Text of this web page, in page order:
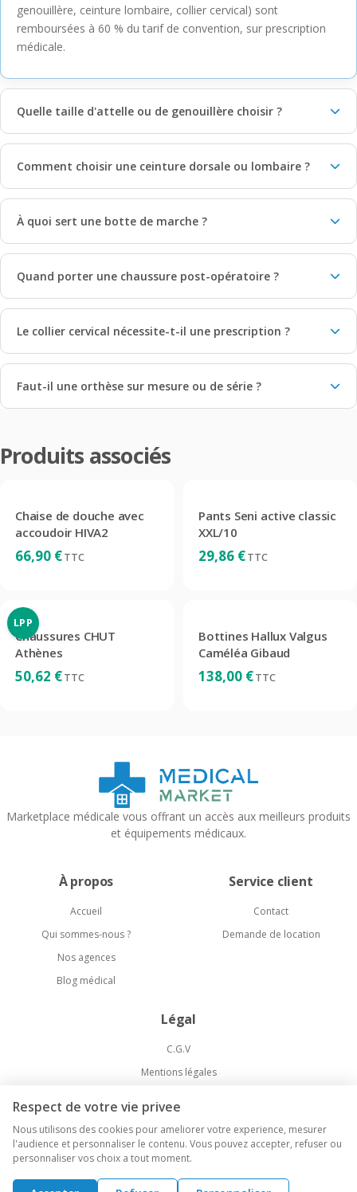
genouillère, ceinture lombaire, collier cervical) sont
remboursées à 60 % du tarif de convention, sur prescription
médicale.
Quelle taille d'attelle ou de genouillère choisir ?
Comment choisir une ceinture dorsale ou lombaire ?
À quoi sert une botte de marche ?
Quand porter une chaussure post-opératoire ?
Le collier cervical nécessite-t-il une prescription ?
Faut-il une orthèse sur mesure ou de série ?
Produits associés
Chaise de douche avec
accoudoir HIVA2
66,90 €TTC
Pants Seni active classic
XXL/10
29,86 €TTC
LPP
Chaussures CHUT
Athènes
50,62 €TTC
Bottines Hallux Valgus
Caméléa Gibaud
138,00 €TTC
Marketplace médicale vous offrant un accès aux meilleurs produits
et équipements médicaux.
À propos
Accueil
Qui sommes-nous ?
Nos agences
Blog médical
Service client
Contact
Demande de location
Légal
C.G.V
Mentions légales
Livraison et Retours
Respect de votre vie privee
Nous utilisons des cookies pour ameliorer votre experience, mesurer
l'audience et personnaliser le contenu. Vous pouvez accepter, refuser ou
personnaliser vos choix a tout moment.